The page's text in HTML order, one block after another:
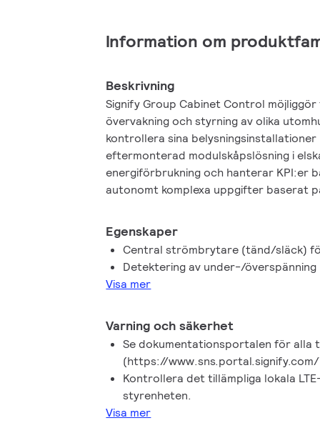
Information om
Beskrivning
Signify Group Cabinet Control
övervakning och styrning av olika
kontrollera sina belysningsinstallationer
eftermonterad modulskåpslösning i
energiförbrukning och hanterar KPI:er
autonomt komplexa uppgifter baserat
kommunikationskanaler för att
kommunikation till Interact-
Egenskaper
Central strömbrytare (tänd/släck)
Detektering av under-/överspänning
Visa mer
Varning och säkerhet
Se dokumentationsportalen för alla
(https://
Kontrollera det tillämpliga lokala
styrenheten.
Visa mer